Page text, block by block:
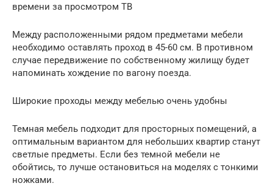
времени за просмотром ТВ
Между расположенными рядом предметами мебели
необходимо оставлять проход в 45-60 см. В противном
случае передвижение по собственному жилищу будет
напоминать хождение по вагону поезда.
Широкие проходы между мебелью очень удобны
Темная мебель подходит для просторных помещений, а
оптимальным вариантом для небольших квартир станут
светлые предметы. Если без темной мебели не
обойтись, то лучше остановиться на моделях с тонкими
ножками.